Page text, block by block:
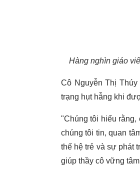
Hàng nghìn giáo
Cô Nguyễn Thị
trạng hụt hẫng khi
"Chúng tôi hiểu rằng,
chúng tôi tin, quan
thế hệ trẻ và sự phát
giúp thầy cô vững